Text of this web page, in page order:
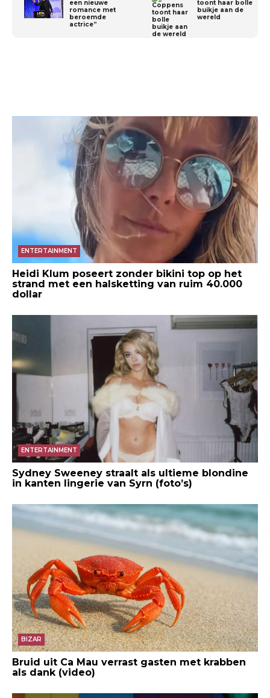
een nieuwe
romance met
beroemde
actrice”
toont haar bolle
buikje aan de
wereld
ENTERTAINMENT
Heidi Klum poseert zonder bikini top op het
strand met een halsketting van ruim 40.000
dollar
ENTERTAINMENT
Sydney Sweeney straalt als ultieme blondine
in kanten lingerie van Syrn (foto’s)
BIZAR
Bruid uit Ca Mau verrast gasten met krabben
als dank (video)